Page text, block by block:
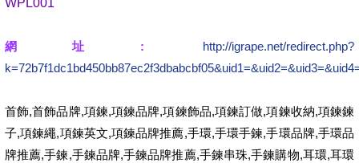
WPL001
網址:
http://igrape.net/redirect.php?
首飾,首飾品牌,項鍊,項鍊品牌,項鍊飾品,項鍊訂做,項鍊收納,項鍊鍊
子,項鍊繩,項鍊英文,項鍊品牌推薦,手環,手環手鍊,手環品牌,手環品
牌推薦,手鍊,手鍊品牌,手鍊品牌推薦,手鍊串珠,手鍊購物,耳環,耳環